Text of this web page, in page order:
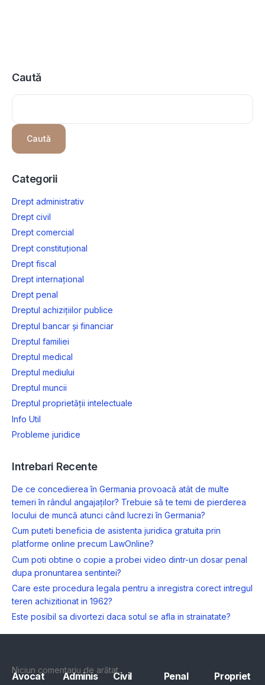
Caută
Caută
Categorii
Drept administrativ
Drept civil
Drept comercial
Drept constituțional
Drept fiscal
Drept internațional
Drept penal
Dreptul achizițiilor publice
Dreptul bancar și financiar
Dreptul familiei
Dreptul medical
Dreptul mediului
Dreptul muncii
Dreptul proprietății intelectuale
Info Util
Probleme juridice
Intrebari Recente
De ce concedierea în Germania provoacă atât de multe
temeri în rândul angajaților? Trebuie să te temi de pierderea
locului de muncă atunci când lucrezi în Germania?
Cum puteti beneficia de asistenta juridica gratuita prin
platforme online precum LawOnline?
Cum poti obtine o copie a probei video dintr-un dosar penal
dupa pronuntarea sentintei?
Care este procedura legala pentru a inregistra corect intregul
teren achizitionat in 1962?
Este posibil sa divortezi daca sotul se afla in strainatate?
Niciun comentariu de arătat.
Avocat
Adminis
Civil Penal
Propriet